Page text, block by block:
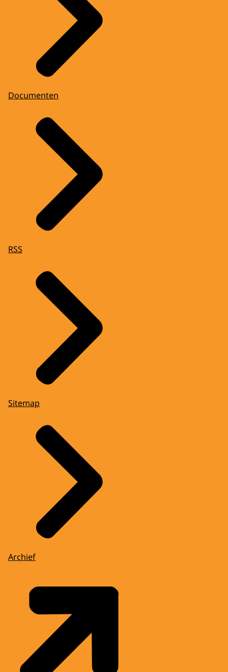
Documenten
RSS
Sitemap
Archief